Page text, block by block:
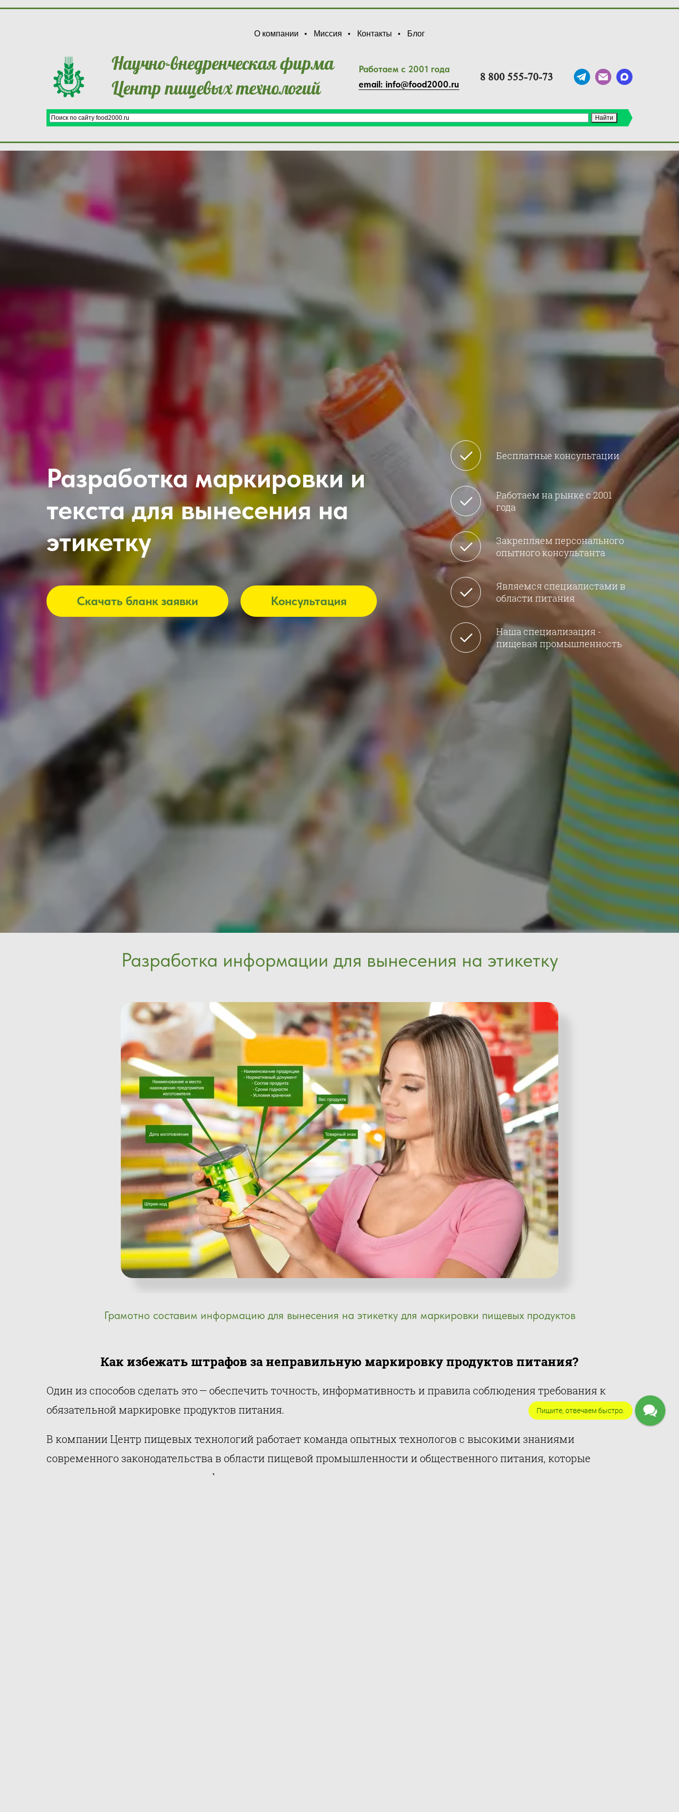
О компании Миссия Контакты Блог
Научно-внедренческая фирма
Центр пищевых технологий
8 800 555-70-73
Работаем с 2001 года
email: info@food2000.ru
Разработка маркировки и
текста для вынесения на
этикетку
Скачать бланк заявки Консультация
Бесплатные консультации
Работаем на рынке с 2001
года
Закрепляем персонального
опытного консультанта
Являемся специалистами в
области питания
Наша специализация -
пищевая промышленность
Разработка информации для вынесения на этикетку
Грамотно составим информацию для вынесения на этикетку для маркировки пищевых продуктов
Как избежать штрафов за неправильную маркировку продуктов питания?
Один из способов сделать это — обеспечить точность, информативность и правила соблюдения требования к
обязательной маркировке продуктов питания.
В компании Центр пищевых технологий работает команда опытных технологов с высокими знаниями
современного законодательства в области пищевой промышленности и общественного питания, которые
помогут грамотно составить информацию для размещения на этикетках продуктов питания.
Пишите, отвечаем быстро.